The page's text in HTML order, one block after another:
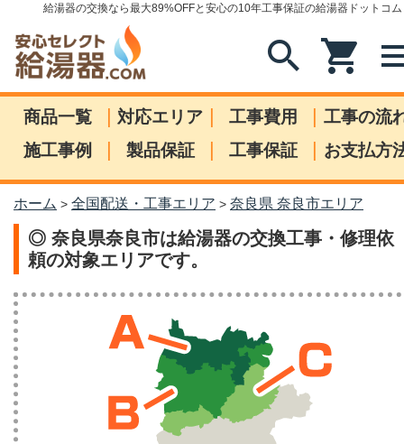
給湯器の交換なら最大89%OFFと安心の10年工事保証の給湯器ドットコム
search shopping_cart
商品一覧 | 対応エリア | 工事費用 | 工事の流
施工事例
| 製品保証 | 工事保証 | お支払方
ホーム > 全国配送・工事エリア > 奈良県 奈良市エリア
◎ 奈良県奈良市は給湯器の交換工事・修理依
頼の対象エリアです。